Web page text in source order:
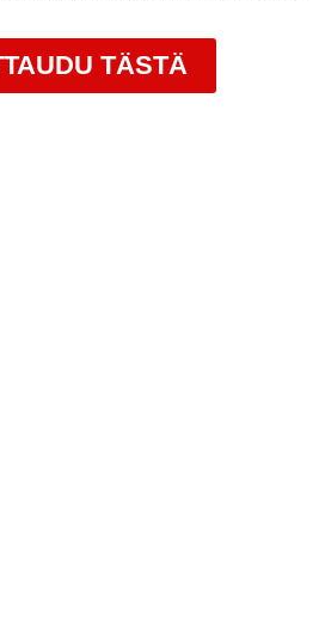
TÄSTÄ